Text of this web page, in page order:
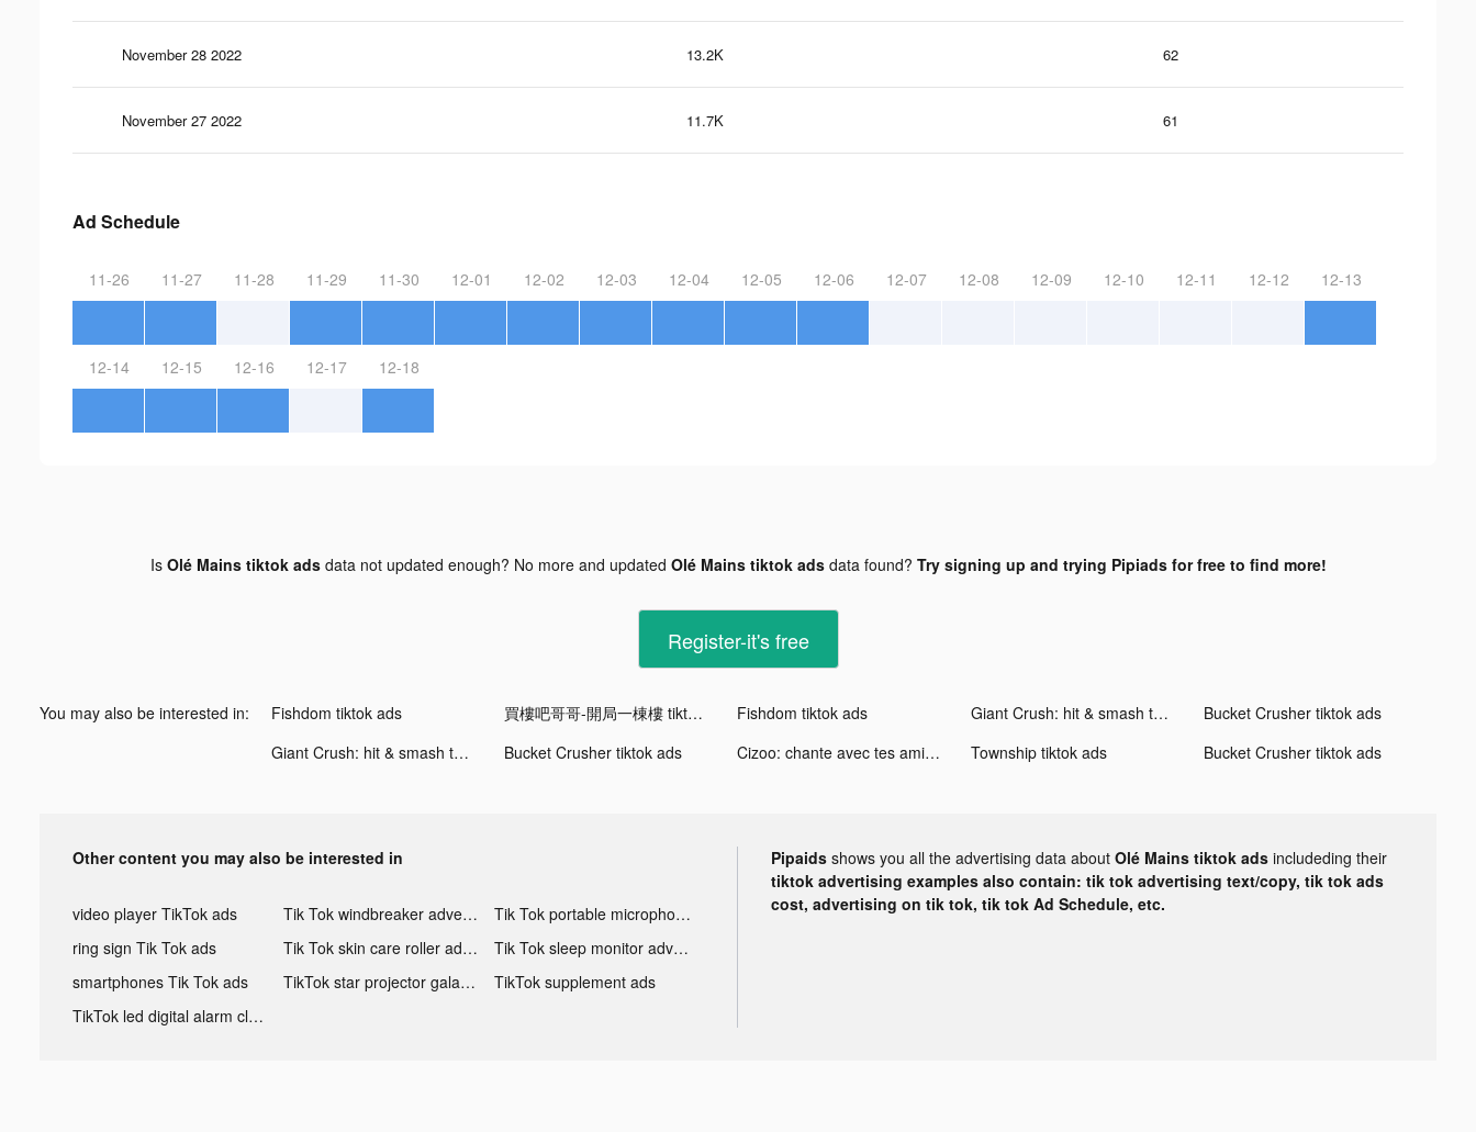
November 28 2022 13.2K 62
November 27 2022 11.7K 61
Ad Schedule
11-26 11-27 11-28 11-29 11-30 12-01 12-02 12-03 12-04 12-05 12-06 12-07 12-08 12-09 12-10 12-11 12-12 12-13
12-14 12-15 12-16 12-17 12-18
Is Olé Mains tiktok adsdata not updated enough? No more and updated Olé Mains tiktok adsdata found? Try signing up and trying Pipiads for free to find more!
Register-it's free
You may also be interested in: Fishdom tiktok ads 買樓吧哥哥-開局一棟樓 tiktok ads Fishdom tiktok ads Giant Crush: hit & smash them tiktok ads
Bucket Crusher tiktok ads
Giant Crush: hit & smash them tiktok ads
Bucket Crusher tiktok ads Cizoo: chante avec tes amis tiktok ads Township tiktok ads Bucket Crusher tiktok ads
Other content you may also be interested in
video player TikTok ads Tik Tok windbreaker advertising
Tik Tok portable microphone advertising
ring sign Tik Tok ads
Tik Tok skin care roller advertising
Tik Tok sleep monitor advertising
smartphones Tik Tok ads
TikTok star projector galaxy night light bluetooth ads
TikTok supplement ads
TikTok led digital alarm clock ads
Pipaids shows you all the advertising data about Olé Mains tiktok ads includeding their
tiktok advertising examples also contain: tik tok advertising text/copy, tik tok ads
cost, advertising on tik tok, tik tok Ad Schedule, etc.